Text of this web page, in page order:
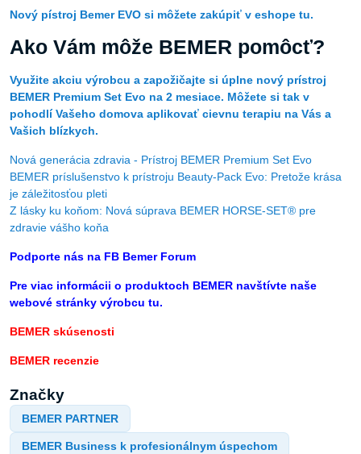
Nový pístroj Bemer EVO si môžete zakúpiť v eshope tu.
Ako Vám môže BEMER pomôcť?
Využite akciu výrobcu a zapožičajte si úplne nový prístroj
BEMER Premium Set Evo na 2 mesiace. Môžete si tak v
pohodlí Vašeho domova aplikovať cievnu terapiu na Vás a
Vašich blízkych.
Nová generácia zdravia - Prístroj BEMER Premium Set Evo
BEMER príslušenstvo k prístroju Beauty-Pack Evo: Pretože krása
je záležitosťou pleti
Z lásky ku koňom: Nová súprava BEMER HORSE-SET® pre
zdravie vášho koňa
Podporte nás na FB Bemer Forum
Pre viac informácii o produktoch BEMER navštívte naše
webové stránky výrobcu tu.
BEMER skúsenosti
BEMER recenzie
Značky
BEMER PARTNER
BEMER Business k profesionálnym úspechom